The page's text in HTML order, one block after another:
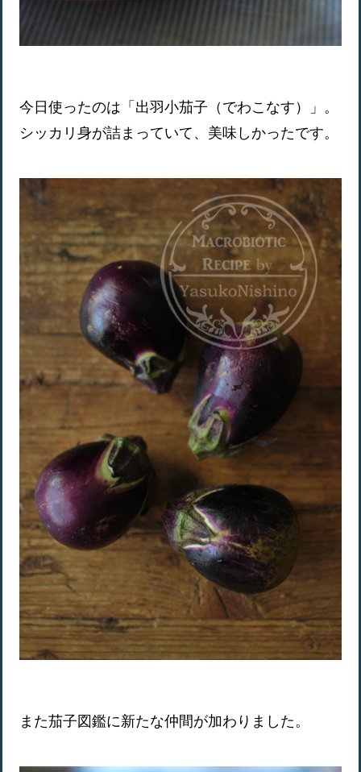
今日使ったのは「出羽小茄子（でわこなす）」。
シッカリ身が詰まっていて、美味しかったです。
また茄子図鑑に新たな仲間が加わりました。